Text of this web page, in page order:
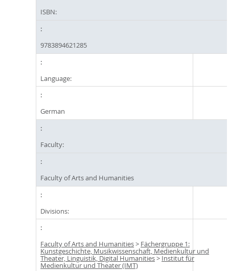
ISBN:
9783894621285
Language:
German
Faculty:
Faculty of Arts and Humanities
Divisions:
Faculty of Arts and Humanities> Fächergruppe 1:
Kunstgeschichte, Musikwissenschaft, Medienkultur und
Theater, Linguistik, Digital Humanities> Institut für
Medienkultur und Theater (IMT)